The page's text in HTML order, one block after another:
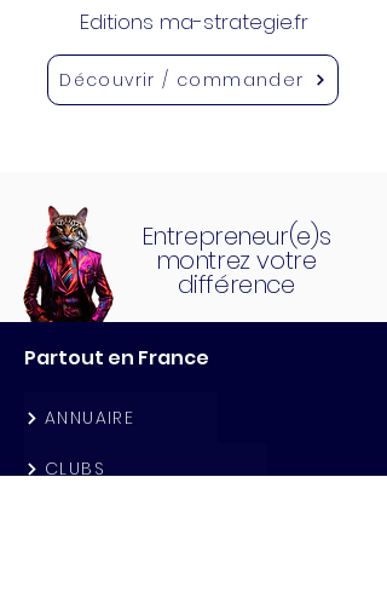
Editions ma-strategie.fr
Découvrir / commander
Entrepreneur(e)s
montrez votre
différence
Partout en France
ANNUAIRE
CLUBS